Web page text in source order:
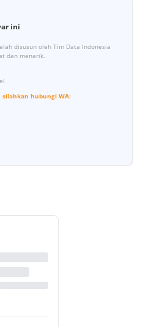
ini
disusun oleh Tim Data Indonesia
dan menarik.
silahkan hubungi WA: